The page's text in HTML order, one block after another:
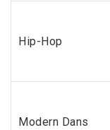
Hip-Hop
Modern Dans